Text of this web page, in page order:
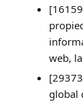
web, la
global